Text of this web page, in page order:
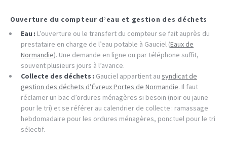
Ouverture du compteur d’eau et gestion des déchets
Eau : L’ouverture ou le transfert du compteur se fait auprès du
prestataire en charge de l’eau potable à Gauciel (Eaux de
Normandie). Une demande en ligne ou par téléphone suffit,
souvent plusieurs jours à l’avance.
Collecte des déchets : Gauciel appartient au syndicat de
gestion des déchets d’Évreux Portes de Normandie. Il faut
réclamer un bac d’ordures ménagères si besoin (noir ou jaune
pour le tri) et se référer au calendrier de collecte : ramassage
hebdomadaire pour les ordures ménagères, ponctuel pour le tri
sélectif.